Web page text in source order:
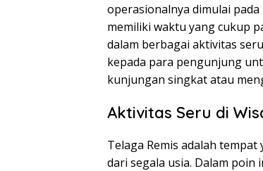
operasionalnya dimulai
memiliki waktu yang cukup
dalam berbagai aktivitas
kepada para pengunjung
kunjungan singkat atau
Aktivitas Seru di
Telaga Remis adalah
dari segala usia. Dalam poin